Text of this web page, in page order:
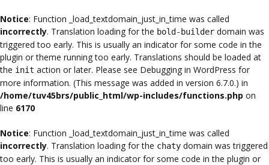
Notice: Function _load_textdomain_just_in_time was called
incorrectly. Translation loading for the bold-builder domain was
triggered too early. This is usually an indicator for some code in the
plugin or theme running too early. Translations should be loaded at
the init action or later. Please see Debugging in WordPress for
more information. (This message was added in version 6.7.0.) in
/home/tuv45brs/public_html/wp-includes/functions.php on
line 6170
Notice: Function _load_textdomain_just_in_time was called
incorrectly. Translation loading for the chaty domain was triggered
too early. This is usually an indicator for some code in the plugin or